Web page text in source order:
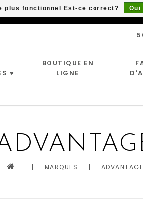
♥
BOUTIQUE EN
LIGNE
| MARQUES | ADVANTAGE
plus fonctionnel Est-ce correct? Oui
Livraison gratuite à partir de